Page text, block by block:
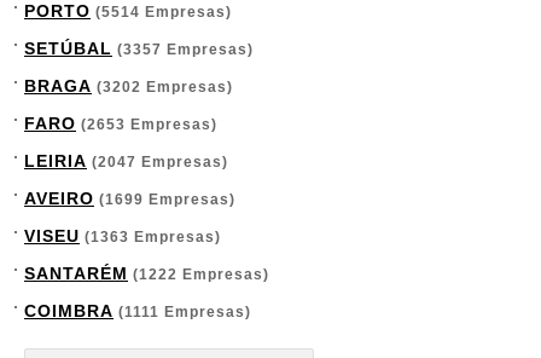
PORTO (5514 Empresas)
SETÚBAL (3357 Empresas)
BRAGA (3202 Empresas)
FARO (2653 Empresas)
LEIRIA (2047 Empresas)
AVEIRO (1699 Empresas)
VISEU (1363 Empresas)
SANTARÉM (1222 Empresas)
COIMBRA (1111 Empresas)